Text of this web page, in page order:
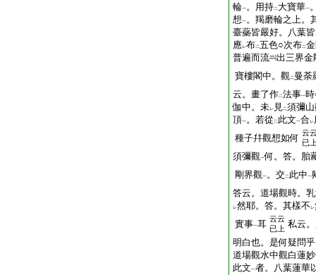
輪一。用持二 大寶華一
想一。羯磨輪之上。
臺蘂皆嚴好。八葉
應レ布二五色○次布二
普遍而流
出三界金
寶樓閣中。觀二 曼荼
云。畫了作二法事一
伽中。未レ 見二須彌
頂一。若從 二 此文一合レ
種子幷觀想如何 云
已
須彌觀一何。答。胎
剛界觀一。交二 此中一
答云。道場觀時。
レ然耶。答。其樣不 レ
實事一耳 云云
已上 私云
明白也。是何疑問
道場觀水中觀白蓮
此文一者。八葉蓮華